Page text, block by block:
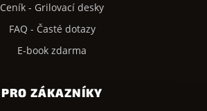
Ceník - Grilovací desky
FAQ - Časté dotazy
E-book zdarma
PRO ZÁKAZNÍKY